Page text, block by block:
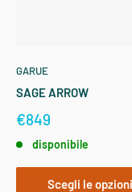
GARUE
SAGE ARROW
€849
disponibile
Scegli le opzioni